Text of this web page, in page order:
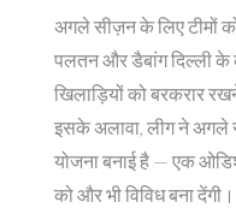
अगले सीज़न के लिए टीमों
पलतन और डैबांग दिल्ली के
खिलाड़ियों को बरकरार
इसके अलावा, लीग ने अगले
योजना बनाई है — एक
को और भी विविध बना देंगी।